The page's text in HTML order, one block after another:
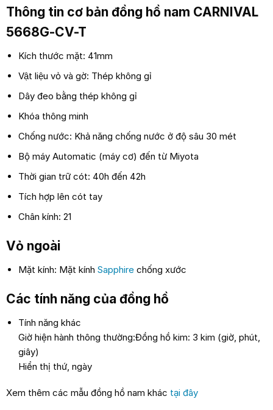
Thông tin cơ bản đồng hồ nam CARNIVAL
5668G-CV-T
Kích thước mặt: 41mm
Vật liệu vỏ và gờ: Thép không gỉ
Dây đeo bằng thép không gỉ
Khóa thông minh
Chống nước: Khả năng chống nước ở độ sâu 30 mét
Bộ máy Automatic (máy cơ) đến từ Miyota
Thời gian trữ cót: 40h đến 42h
Tích hợp lên cót tay
Chân kính: 21
Vỏ ngoài
Mặt kính: Mặt kính Sapphirechống xước
Các tính năng của đồng hồ
Tính năng khác
Giờ hiện hành thông thường:Đồng hồ kim: 3 kim (giờ, phút,
giây)
Hiển thị thứ, ngày
Xem thêm các mẫu đồng hồ nam khác tại đây